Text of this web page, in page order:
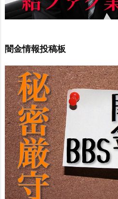
闇金情報投稿板